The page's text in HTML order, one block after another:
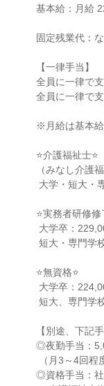
基本給：月給
固定残業代：
【一律手当】
全員に一律で
全員に一律で
※月給は基本
⭐介護福祉士⭐
（みなし介護
⭐実務者研修修
⭐無資格⭐
【別途、下記
◎夜勤手当：
◎資格手当：